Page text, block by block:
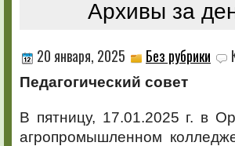
Архивы за
20 января, 2025 Без рубрики
Педагогический совет
В пятницу, 17.01.2025 г. в
агропромышленном